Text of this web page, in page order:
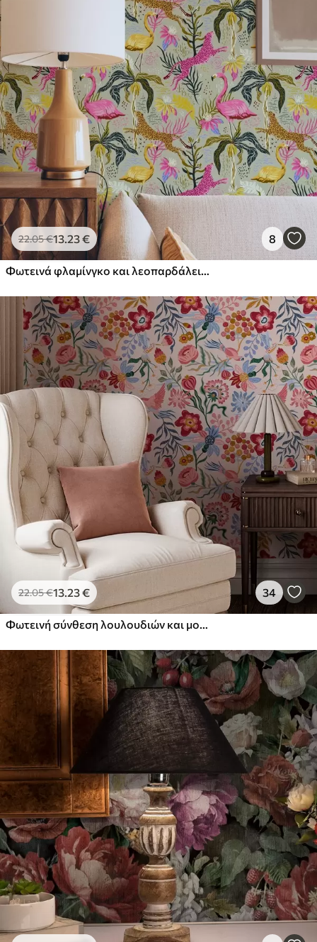
22.05€13.23€ 8
Φωτεινά φλαμίνγκο και λεοπαρδάλεις ανάμεσα σε τροπικά φυτά
22.05€13.23€ 34
Φωτεινή σύνθεση λουλουδιών και μούρων με παπαγάλους